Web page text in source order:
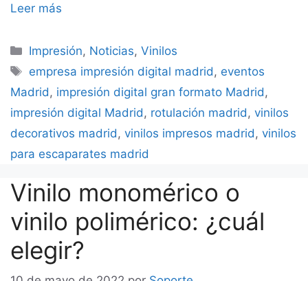
Leer más
Categorías
Impresión, Noticias,Vinilos
Etiquetas
empresa impresión digital madrid , eventos
Madrid , impresión digital gran formato Madrid ,
impresión digital Madrid , rotulación madrid , vinilos
decorativos madrid , vinilos impresos madrid , vinilos
para escaparates madrid
Vinilo monomérico o
vinilo polimérico: ¿cuál
elegir?